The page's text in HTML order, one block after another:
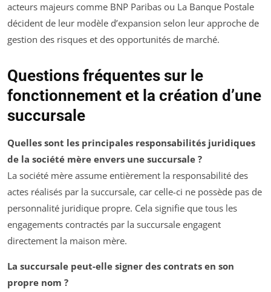
acteurs majeurs comme BNP Paribas ou La Banque Postale
décident de leur modèle d’expansion selon leur approche de
gestion des risques et des opportunités de marché.
Questions fréquentes sur le
fonctionnement et la création d’une
succursale
Quelles sont les principales responsabilités juridiques
de la société mère envers une succursale ?
La société mère assume entièrement la responsabilité des
actes réalisés par la succursale, car celle-ci ne possède pas de
personnalité juridique propre. Cela signifie que tous les
engagements contractés par la succursale engagent
directement la maison mère.
La succursale peut-elle signer des contrats en son
propre nom ?